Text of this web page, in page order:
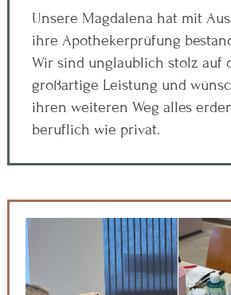
Unsere Magdalena hat mit
ihre Apothekerprüfung
Wir sind unglaublich stolz auf
großartige Leistung und
ihren weiteren Weg alles
beruflich wie privat.